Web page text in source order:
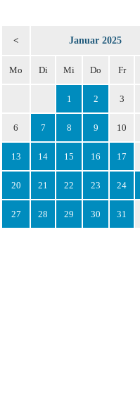
< Januar 2025
Mo Di Mi Do Fr
1 2 3
6 7 8 9 10
13 14 15 16 17
20 21 22 23 24
27 28 29 30 31